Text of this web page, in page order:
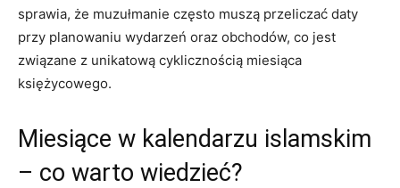
sprawia, że muzułmanie często muszą przeliczać daty
przy planowaniu wydarzeń oraz obchodów, co jest
związane z unikatową cyklicznością miesiąca
księżycowego.
Miesiące w kalendarzu islamskim
– co warto wiedzieć?